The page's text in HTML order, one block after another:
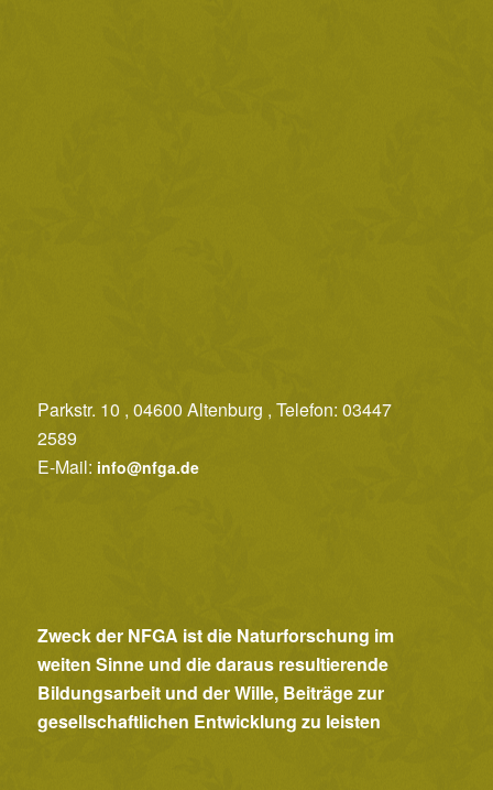
Parkstr. 10 , 04600 Altenburg , Telefon: 03447
2589
E-Mail: info@nfga.de
Zweck der NFGA ist die Naturforschung im
weiten Sinne und die daraus resultierende
Bildungsarbeit und der Wille, Beiträge zur
gesellschaftlichen Entwicklung zu leisten